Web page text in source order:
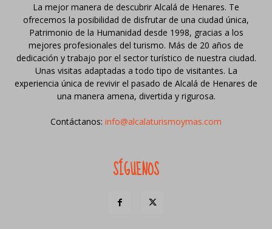
La mejor manera de descubrir Alcalá de Henares. Te
ofrecemos la posibilidad de disfrutar de una ciudad única,
Patrimonio de la Humanidad desde 1998, gracias a los
mejores profesionales del turismo. Más de 20 años de
dedicación y trabajo por el sector turístico de nuestra ciudad.
Unas visitas adaptadas a todo tipo de visitantes. La
experiencia única de revivir el pasado de Alcalá de Henares de
una manera amena, divertida y rigurosa.
Contáctanos: info@alcalaturismoymas.com
SÍGUENOS